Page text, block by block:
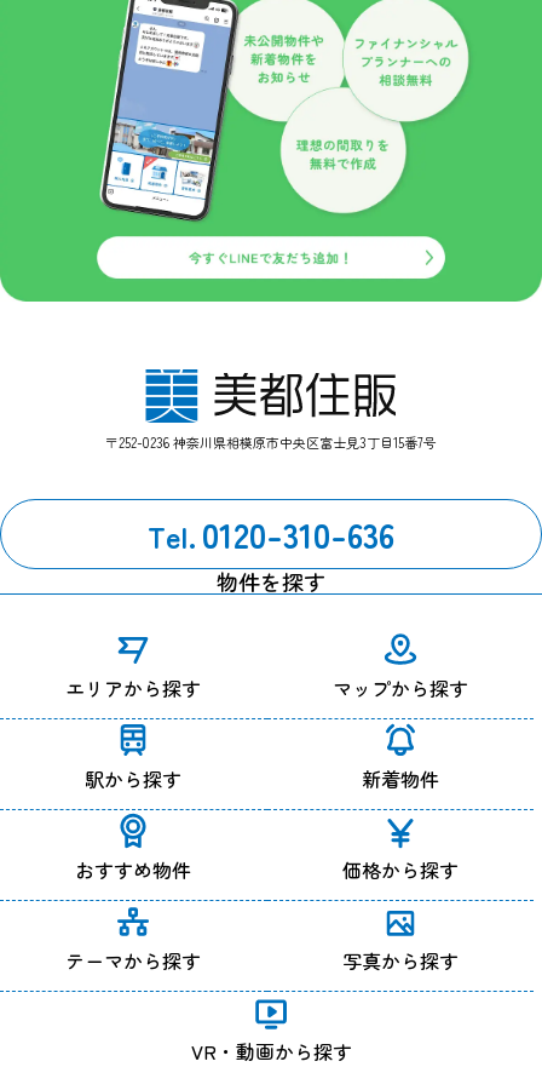
徹底するよう指導いたします。
個人情報の開示
当社がお預かりした個人情報は、下記のいずれかに該当する場
合を除いていかなる第三者にも開示いたしません。
１、お客様の同意がある場合。
２、法令の規定に基づく、裁判所等の命令・請求によるとき。
３、警察等の捜査協力のため。
４、当サイトに個人情報の収集にあたり掲示された規約等によ
り、特段の定めがあるとき。
第三者とのリンク
いてはこのプライバシーポリシーの適用を当社が保証するもの
ではありません。
ＩＰアドレスについて
のため利用する場合があります。
ただし個人でドメインを取得し、そのWebサーバーの設置場所
からアクセスされている等の特殊な場合を除き、IPアドレスか
ら個人が特定できることはありません。
２、Webサイトの管理のため。
クッキー（Cookie）について
当サイトではサービスの機能実現のための情報収集手段とし
て、クッキーを使用する場合があります。
クッキーとは、お客様がWebサイトを訪れた際に、お客様のコ
ンピューター内に記録される小さな情報（テキストファイル）
のことで、主にシステムが個々のユーザーを認識するために使
用しています。
これにより一度入力いただいた情報を次回より再度入力してい
ただく手間が省けます。
ただし、記録される情報にはお客様個人を特定するものは一切
含まれません。
当サイトで利用するクッキーの情報は、当サイトのサービスを
利用する以外にはまったく意味のない情報です。
こうしたクッキーを利用した情報収集が不本意でしたら、ご使
〒252-0236 神奈川県相模原市中央区富士見3丁目15番7号
Tel. 0120-310-636
物件を探す
エリアから探す マップから探す
駅から探す 新着物件
おすすめ物件 価格から探す
テーマから探す 写真から探す
VR・動画から探す